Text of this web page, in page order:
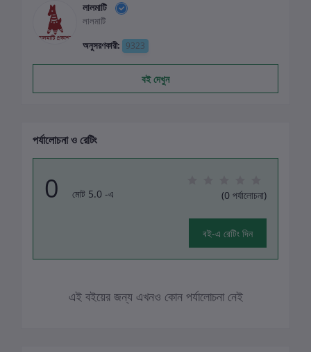
লালমাটি
লালমাটি
অনুসরণকারী: 9323
বই দেখুন
পর্যালোচনা ও রেটিং
0 মোট 5.0 -এ (0 পর্যালোচনা)
বই-এ রেটিং দিন
এই বইয়ের জন্য এখনও কোন পর্যালোচনা নেই